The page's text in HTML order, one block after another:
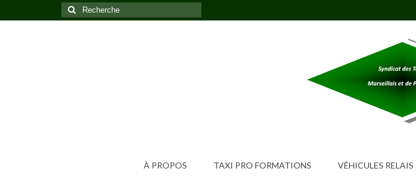
Rechercher
:
À PROPOS TAXI PRO FORMATIONS VÉHICULES RELAIS